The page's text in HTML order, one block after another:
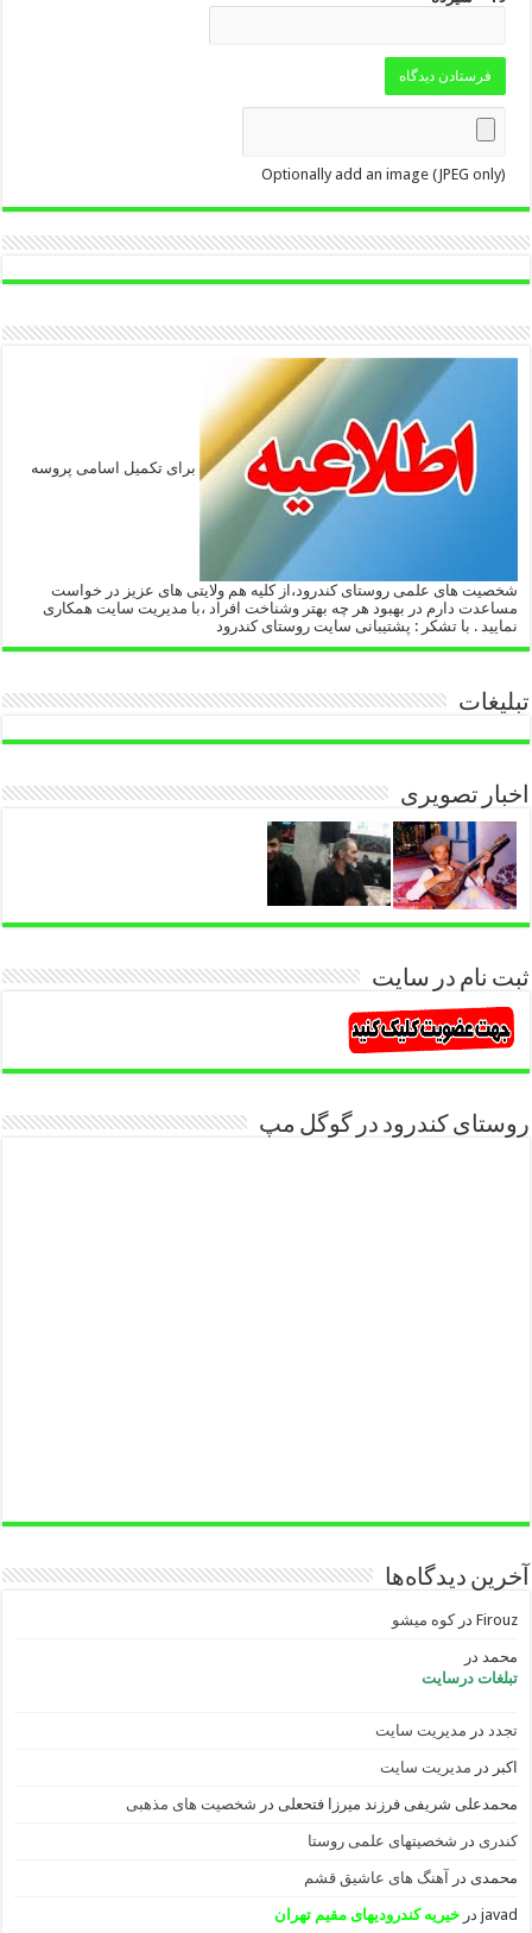
Optionally add an image (JPEG only)
برای تکمیل اسامی پروسه
شخصیت های علمی روستای کندرود،از کلیه هم ولایتی های عزیز در خواست
مساعدت دارم در بهبود هر چه بهتر وشناخت افراد ،با مدیریت سایت همکاری
نمایید . با تشکر : پشتیبانی سایت روستای کندرود
تبلیغات
اخبار تصویری
ثبت نام در سایت
روستای کندرود در گوگل مپ
آخرین دیدگاه‌ها
Firouz درکوه میشو
محمد در
تبلغات درسایت
تجدد در مدیریت سایت
اکبر در مدیریت سایت
محمدعلی شریفی فرزند میرزا فتحعلی در شخصیت های مذهبی
کندری در شخصیتهای علمی روستا
محمدی در آهنگ های عاشیق قشم
javad درخیریه کندرودیهای مقیم تهران